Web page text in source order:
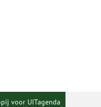
voor UITagenda